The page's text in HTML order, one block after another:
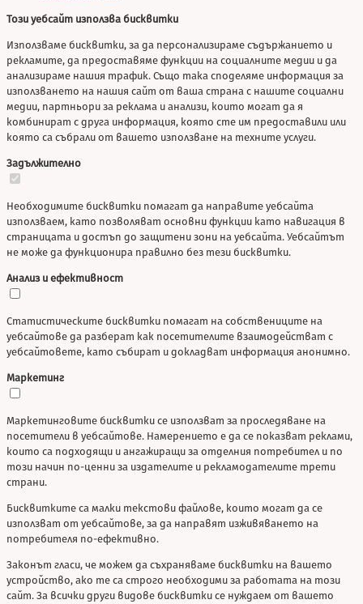
Този уебсайт използва бисквитки
Използваме бисквитки, за да персонализираме съдържанието и
рекламите, да предоставяме функции на социалните медии и да
анализираме нашия трафик. Също така споделяме информация за
използването на нашия сайт от ваша страна с нашите социални
медии, партньори за реклама и анализи, които могат да я
комбинират с друга информация, която сте им предоставили или
която са събрали от вашето използване на техните услуги.
Задължително
Необходимите бисквитки помагат да направите уебсайта
използваем, като позволяват основни функции като навигация в
страницата и достъп до защитени зони на уебсайта. Уебсайтът
не може да функционира правилно без тези бисквитки.
Анализ и ефективност
Статистическите бисквитки помагат на собствениците на
уебсайтове да разберат как посетителите взаимодействат с
уебсайтовете, като събират и докладват информация анонимно.
Маркетинг
Маркетинговите бисквитки се използват за проследяване на
посетители в уебсайтове. Намерението е да се показват реклами,
които са подходящи и ангажиращи за отделния потребител и по
този начин по-ценни за издателите и рекламодателите трети
страни.
Бисквитките са малки текстови файлове, които могат да се
използват от уебсайтове, за да направят изживяването на
потребителя по-ефективно.
Законът гласи, че можем да съхраняваме бисквитки на вашето
устройство, ако те са строго необходими за работата на този
сайт. За всички други видове бисквитки се нуждаем от вашето